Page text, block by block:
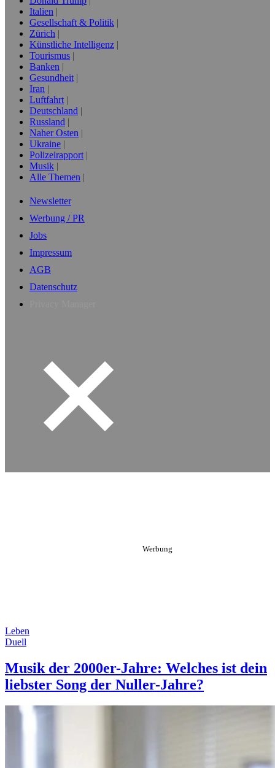
Italien
Gesellschaft & Politik
Zürich
Künstliche Intelligenz
Tourismus
Banken
Gesundheit
Iran
Luftfahrt
Deutschland
Russland
Naher Osten
Ukraine
Polizeirapport
Musik
Alle Themen
Newsletter
Werbung / PR
Jobs
Impressum
AGB
Datenschutz
Leben
Duell
Musik der 2000er-Jahre: Welches ist dein
liebster Song der Nuller-Jahre?